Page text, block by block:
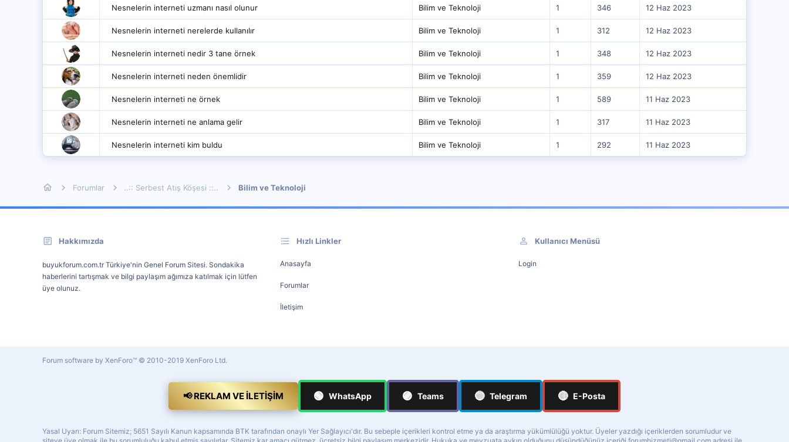
Nesnelerin interneti uzmanı nasıl olunur Bilim ve Teknoloji 1 346 12 Haz 2023
Nesnelerin interneti nerelerde kullanılır Bilim ve Teknoloji 1 312 12 Haz 2023
Nesnelerin interneti nedir 3 tane örnek Bilim ve Teknoloji 1 348 12 Haz 2023
Nesnelerin interneti neden önemlidir Bilim ve Teknoloji 1 359 12 Haz 2023
Nesnelerin interneti ne örnek Bilim ve Teknoloji 1 589 11 Haz 2023
Nesnelerin interneti ne anlama gelir Bilim ve Teknoloji 1 317 11 Haz 2023
Nesnelerin interneti kim buldu Bilim ve Teknoloji 1 292 11 Haz 2023
Forumlar ..:: Serbest Atış Köşesi ::.. Bilim ve Teknoloji
Hakkımızda
buyukforum.com.tr Türkiye'nin Genel Forum Sitesi. Sondakika
haberlerini tartışmak ve bilgi paylaşım ağımıza katılmak için lütfen
üye olunuz.
Hızlı Linkler
Anasayfa
Forumlar
İletişim
Kullanıcı Menüsü
Login
Forum software by XenForo™ © 2010-2019 XenForo Ltd.
📢 REKLAM VE İLETIŞIM 🟢 WhatsApp 🟣 Teams 🔵 Telegram 🔴 E-Posta
Yasal Uyarı: Forum Sitemiz; 5651 Sayılı Kanun kapsamında BTK tarafından onaylı Yer Sağlayıcı'dır. Bu sebeple içerikleri kontrol etme ya da araştırma yükümlülüğü yoktur. Üyeler yazdığı içeriklerden sorumludur ve